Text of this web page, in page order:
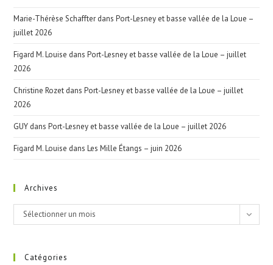
Marie-Thérèse Schaffter dansPort-Lesney et basse vallée de la Loue –
juillet 2026
Figard M. Louise dansPort-Lesney et basse vallée de la Loue – juillet
2026
Christine Rozet dansPort-Lesney et basse vallée de la Loue – juillet
2026
GUY dansPort-Lesney et basse vallée de la Loue – juillet 2026
Figard M. Louise dansLes Mille Étangs – juin 2026
Archives
Archives
Sélectionner un mois
Catégories